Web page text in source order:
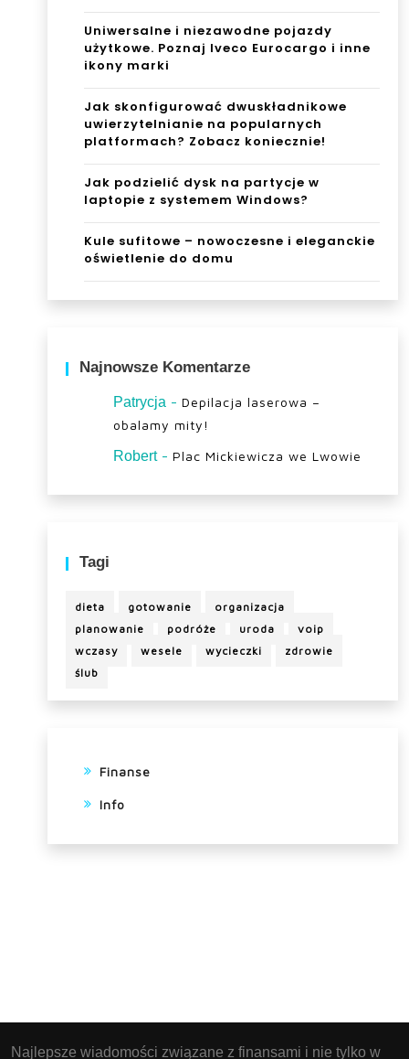
Uniwersalne i niezawodne pojazdy
użytkowe. Poznaj Iveco Eurocargo i inne
ikony marki
Jak skonfigurować dwuskładnikowe
uwierzytelnianie na popularnych
platformach? Zobacz koniecznie!
Jak podzielić dysk na partycje w
laptopie z systemem Windows?
Kule sufitowe – nowoczesne i eleganckie
oświetlenie do domu
Najnowsze Komentarze
Patrycja - Depilacja laserowa –
obalamy mity!
Robert- Plac Mickiewicza we Lwowie
Tagi
dieta gotowanie
organizacja
planowanie
podróże uroda
voip
wczasy
wesele wycieczki
zdrowie
ślub
Finanse
Info
Najlepsze wiadomości związane z finansami i nie tylko w